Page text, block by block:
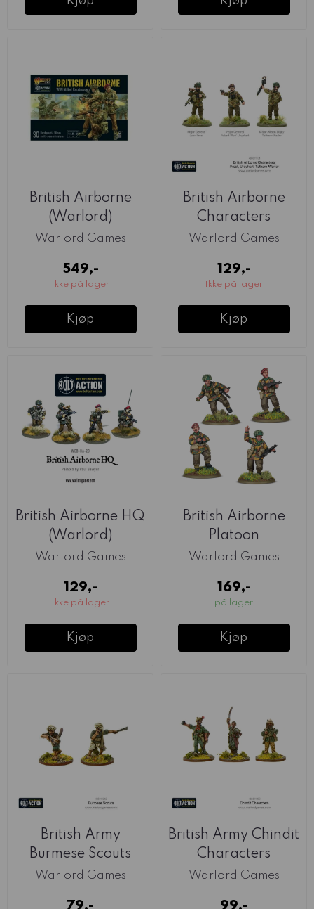
British Airborne
(Warlord)
Warlord Games
549,-
Ikke på lager
Kjøp
British Airborne
Characters
(Warlord)
Warlord Games
129,-
Ikke på lager
Kjøp
British Airborne HQ
(Warlord)
Warlord Games
129,-
Ikke på lager
Kjøp
British Airborne
Platoon
Commanders
Warlord Games
169,-
på lager
Kjøp
British Army
Burmese Scouts
(Warlord)
Warlord Games
British Army Chindit
Characters
(Warlord)
Warlord Games